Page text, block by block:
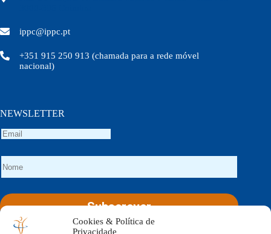
Cookies & Política de
Privacidade
ippc@ippc.pt
+351 915 250 913 (chamada para a rede móvel
nacional)
NEWSLETTER
Social Icons